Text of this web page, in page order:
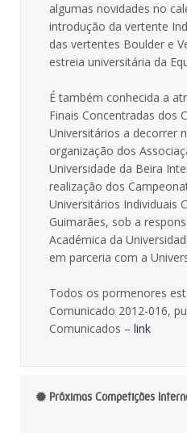
algumas novidades no
introdução da vertente
das vertentes Boulder e
estreia universitária da
É também conhecida a
Finais Concentradas dos
Universitários a decorrer
organização dos
Universidade da Beira
realização dos
Universitários Individuais
Guimarães, sob a
Académica da
em parceria com a
Todos os pormenores
Comunicado 2012-016,
Comunicados – link
Próximas Competições